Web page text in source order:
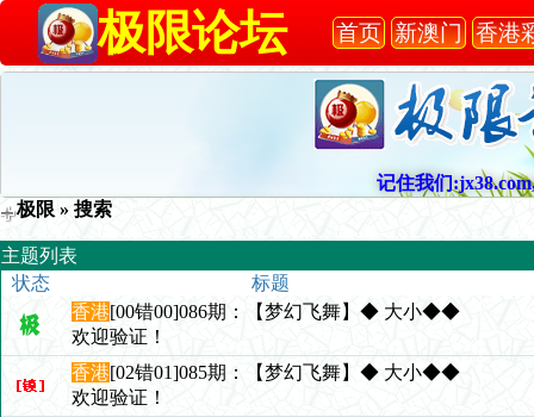
极限论坛 首页 新澳门 香港
记住我们
极限 » 搜索
主题列表
状态
标题
香港[00错00]086期：【梦幻飞舞】◆ 大小◆◆
欢迎验证！
香港[02错01]085期：【梦幻飞舞】◆ 大小◆◆
欢迎验证！